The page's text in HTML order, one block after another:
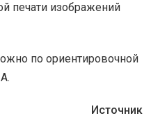
печати изображений
по ориентировочной
Источник